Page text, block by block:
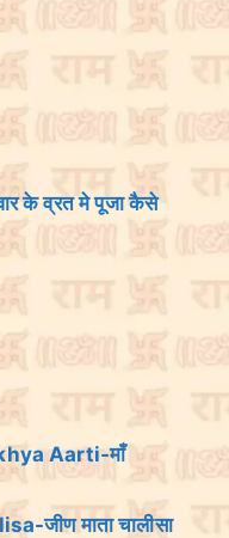
के व्रत मे पूजा कैसे
Aarti-माँ
जीण माता चालीसा